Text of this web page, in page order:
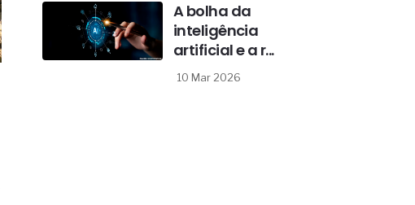
A bolha da
inteligência
artificial e a r...
10 Mar 2026